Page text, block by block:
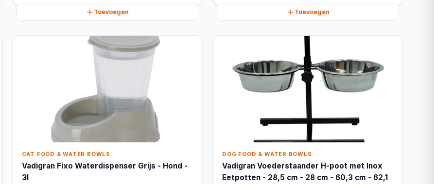
Toevoegen Toevoegen
CAT FOOD & WATER BOWLS
Vadigran Fixo Waterdispenser Grijs - Hond -
3l
DOG FOOD & WATER BOWLS
Vadigran Voederstaander H-poot met Inox
Eetpotten - 28,5 cm - 28 cm - 60,3 cm - 62,1